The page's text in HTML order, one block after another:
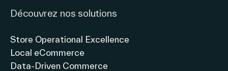
Découvrez nos solutions
Store Operational Excellence
Local eCommerce
Data-Driven Commerce